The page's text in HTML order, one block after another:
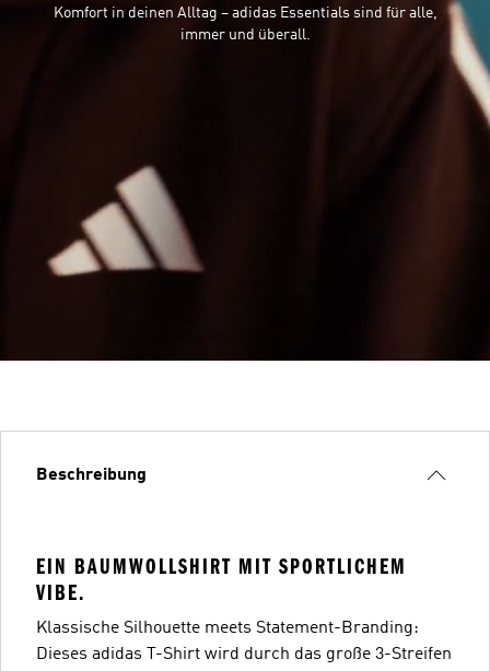
Komfort in deinen Alltag – adidas Essentials sind für alle,
immer und überall.
Beschreibung
EIN BAUMWOLLSHIRT MIT SPORTLICHEM
VIBE.
Klassische Silhouette meets Statement-Branding:
Dieses adidas T-Shirt wird durch das große 3-Streifen